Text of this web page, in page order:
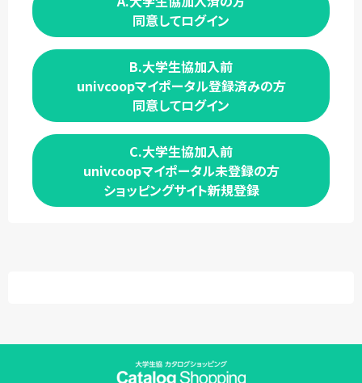
同意してログイン
B.大学生協加入前
univcoopマイポータル登録済みの方
同意してログイン
C.大学生協加入前
univcoopマイポータル未登録の方
ショッピングサイト新規登録